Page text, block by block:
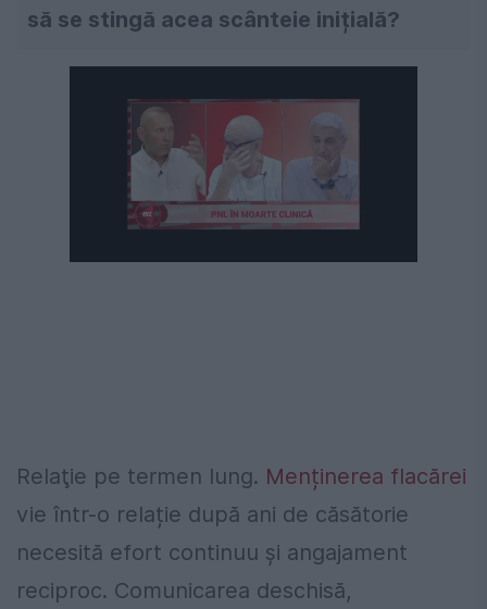
să se stingă acea scânteie inițială?
Relaţie pe termen lung. Menținerea flacărei
vie într-o relație după ani de căsătorie
necesită efort continuu și angajament
reciproc. Comunicarea deschisă,